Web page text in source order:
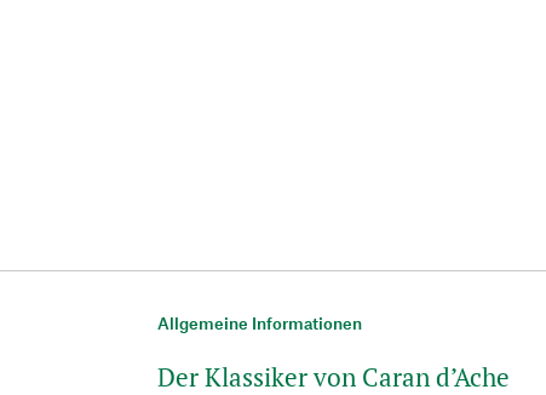
Allgemeine Informationen
Der Klassiker von Caran d’Ache